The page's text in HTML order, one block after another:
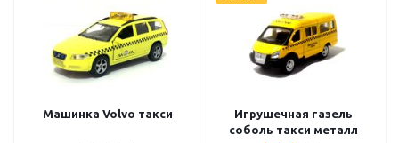
Машинка Volvo такси
Игрушечная газель
соболь такси металл